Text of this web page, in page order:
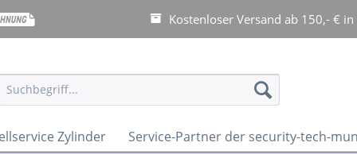
Kostenloser Versand ab 150,- € in
Zylinder Service-Partner der security-tech-